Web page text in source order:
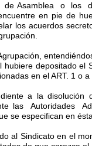
Asamblea o los
en pie de
los acuerdos
depositado
en el ART. 1 o
a la
las Autoridades
se especifican en
al Sindicato en el